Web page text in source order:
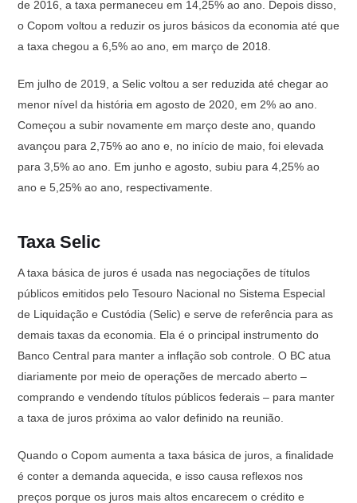
de 2016, a taxa permaneceu em 14,25% ao ano. Depois disso,
o Copom voltou a reduzir os juros básicos da economia até que
a taxa chegou a 6,5% ao ano, em março de 2018.
Em julho de 2019, a Selic voltou a ser reduzida até chegar ao
menor nível da história em agosto de 2020, em 2% ao ano.
Começou a subir novamente em março deste ano, quando
avançou para 2,75% ao ano e, no início de maio, foi elevada
para 3,5% ao ano. Em junho e agosto, subiu para 4,25% ao
ano e 5,25% ao ano, respectivamente.
Taxa Selic
A taxa básica de juros é usada nas negociações de títulos
públicos emitidos pelo Tesouro Nacional no Sistema Especial
de Liquidação e Custódia (Selic) e serve de referência para as
demais taxas da economia. Ela é o principal instrumento do
Banco Central para manter a inflação sob controle. O BC atua
diariamente por meio de operações de mercado aberto –
comprando e vendendo títulos públicos federais – para manter
a taxa de juros próxima ao valor definido na reunião.
Quando o Copom aumenta a taxa básica de juros, a finalidade
é conter a demanda aquecida, e isso causa reflexos nos
preços porque os juros mais altos encarecem o crédito e